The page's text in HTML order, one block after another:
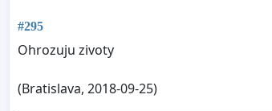
#295
Ohrozuju zivoty
(Bratislava, 2018-09-25)